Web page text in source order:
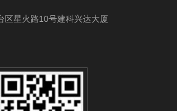
区星火路10号建科兴达大厦